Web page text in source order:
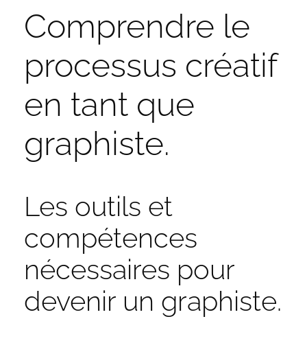
Comprendre le
processus créatif
en tant que
graphiste.
Les outils et
compétences
nécessaires pour
devenir un graphiste.